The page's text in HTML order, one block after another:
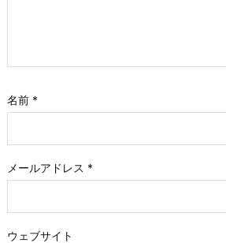
名前 *
メールアドレス *
ウェブサイト